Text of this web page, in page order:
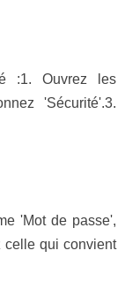
:1. Ouvrez les
'Sécurité'.3.
'Mot de passe',
celle qui convient